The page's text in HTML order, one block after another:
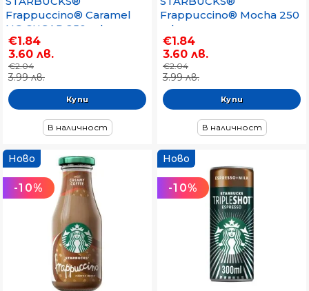
Frappuccino® Caramel
NO SUGAR 250 ml
€1.84
3.60 лв.
€2.04
3.99 лв.
В наличност
Frappuccino® Mocha 250
ml
€1.84
3.60 лв.
€2.04
3.99 лв.
В наличност
-10%
Ново
-10%
Ново